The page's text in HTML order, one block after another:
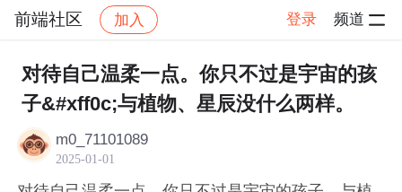
前端社区 加入 登录 频道
社区 前端社区 感慨 帖子详情
对待自己温柔一点。你只不过是宇宙的孩
子&#xff0c;与植物、星辰没什么两样。
m0_71101089
2025-01-01